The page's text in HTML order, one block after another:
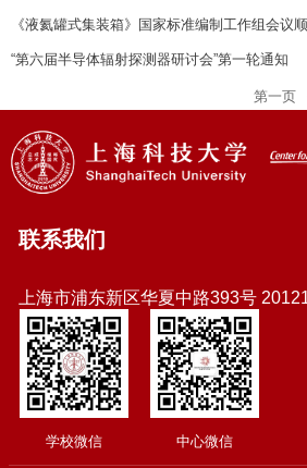
《液氦罐式集装箱》国家标准编制工作组会议
“第六届半导体辐射探测器研讨会”第一轮通知
第一页
联系我们
上海市浦东新区华夏中路393号
学校微信 中心微信